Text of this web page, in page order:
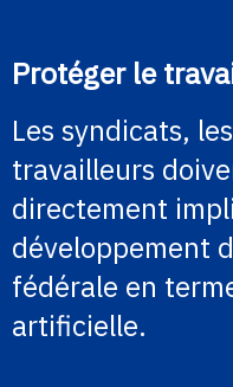
Protéger le
Les syndicats,
travailleurs
directement
développement
fédérale en
artificielle.